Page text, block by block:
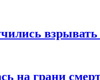
на грани